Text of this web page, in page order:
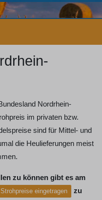
Nordrhein-
im privaten bzw.
sind für Mittel- und
die Heulieferungen meist
zu können gibt es am
Strohpreise eingetragen
zu